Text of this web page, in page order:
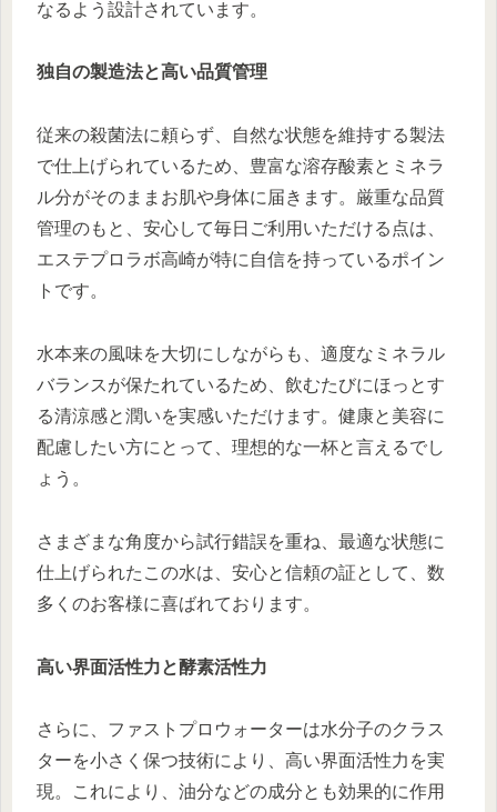
なるよう設計されています。
独自の製造法と高い品質管理
従来の殺菌法に頼らず、自然な状態を維持する製法
で仕上げられているため、豊富な溶存酸素とミネラ
ル分がそのままお肌や身体に届きます。厳重な品質
管理のもと、安心して毎日ご利用いただける点は、
エステプロラボ高崎が特に自信を持っているポイン
トです。
水本来の風味を大切にしながらも、適度なミネラル
バランスが保たれているため、飲むたびにほっとす
る清涼感と潤いを実感いただけます。健康と美容に
配慮したい方にとって、理想的な一杯と言えるでし
ょう。
さまざまな角度から試行錯誤を重ね、最適な状態に
仕上げられたこの水は、安心と信頼の証として、数
多くのお客様に喜ばれております。
高い界面活性力と酵素活性力
さらに、ファストプロウォーターは水分子のクラス
ターを小さく保つ技術により、高い界面活性力を実
現。これにより、油分などの成分とも効果的に作用